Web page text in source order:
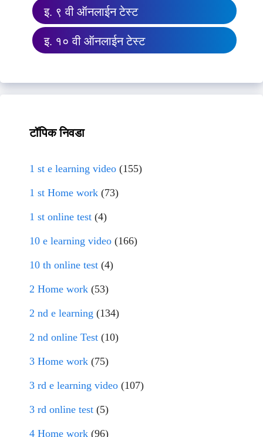
इ. ९ वी ऑनलाईन टेस्ट
इ. १० वी ऑनलाईन टेस्ट
टॉपिक निवडा
1 st e learning video (155)
1 st Home work (73)
1 st online test (4)
10 e learning video (166)
10 th online test (4)
2 Home work (53)
2 nd e learning (134)
2 nd online Test (10)
3 Home work (75)
3 rd e learning video (107)
3 rd online test (5)
4 Home work (96)